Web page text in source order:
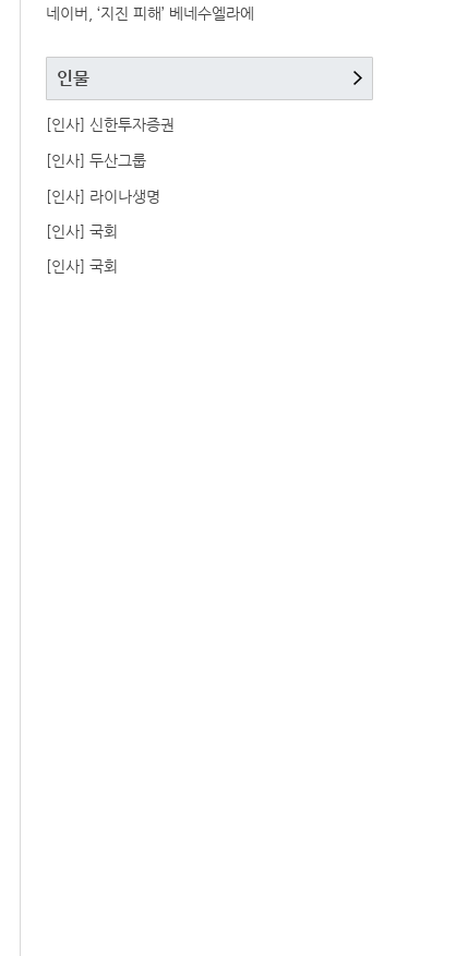
네이버, ‘지진 피해’ 베네수엘라에
인물
[인사] 신한투자증권
[인사] 두산그룹
[인사] 라이나생명
[인사] 국회
[인사] 국회